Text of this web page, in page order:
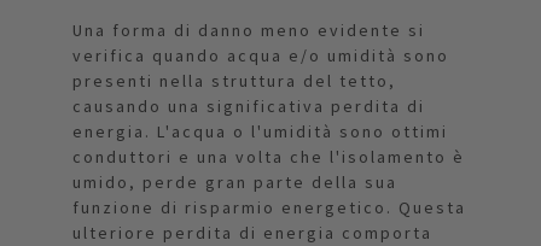
Una forma di danno meno evidente si
verifica quando acqua e/o umidità sono
presenti nella struttura del tetto,
causando una significativa perdita di
energia. L'acqua o l'umidità sono ottimi
conduttori e una volta che l'isolamento è
umido, perde gran parte della sua
funzione di risparmio energetico. Questa
ulteriore perdita di energia comporta